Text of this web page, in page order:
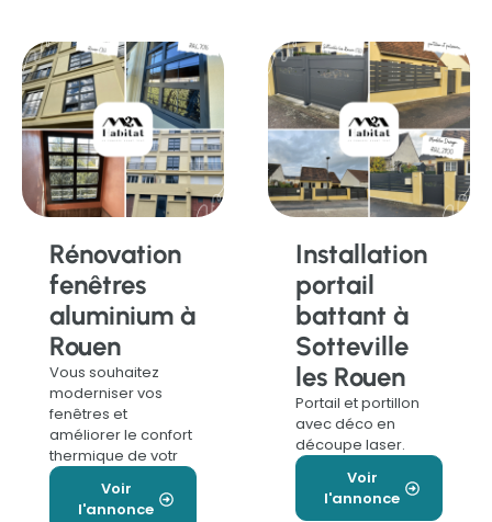
Rénovation
fenêtres
aluminium à
Rouen
Vous souhaitez
moderniser vos
fenêtres et
améliorer le confort
thermique de votr
Voir
l'annonce
Installation
portail
battant à
Sotteville
les Rouen
Portail et portillon
avec déco en
découpe laser.
Voir
l'annonce